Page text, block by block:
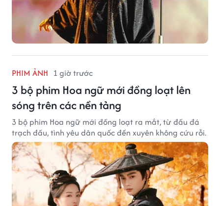
PHIM ẢNH 1 giờ trước
3 bộ phim Hoa ngữ mới đồng loạt lên
sóng trên các nền tảng
3 bộ phim Hoa ngữ mới đồng loạt ra mắt, từ đấu đá
trạch đấu, tình yêu dân quốc đến xuyên không cứu rỗi.